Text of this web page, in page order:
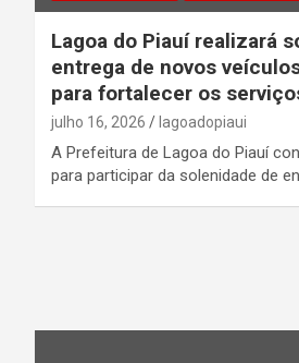
Lagoa do Piauí realizará
entrega de novos
para fortalecer os
julho 16, 2026 lagoadopiaui
A Prefeitura de Lagoa do Piauí
para participar da solenidade de